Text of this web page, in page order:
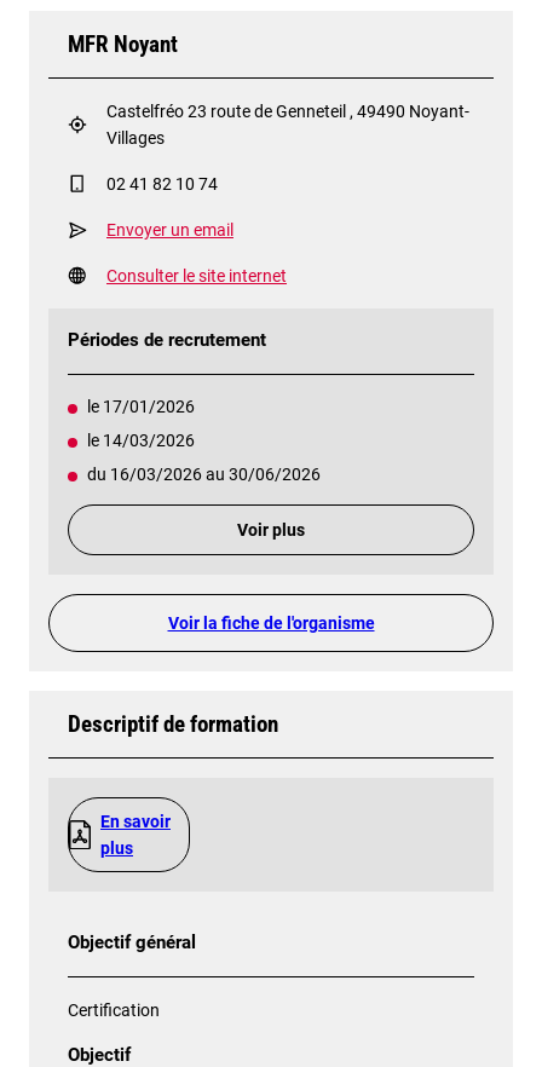
MFR Noyant
Castelfréo 23 route de Genneteil , 49490 Noyant-
Villages
02 41 82 10 74
Envoyer un email
Consulter le site internet
Périodes de recrutement
le 17/01/2026
le 14/03/2026
du 16/03/2026 au 30/06/2026
Voir plus
Voir la fiche de l'organisme
Descriptif de formation
En savoir
plus
Objectif général
Certification
Objectif